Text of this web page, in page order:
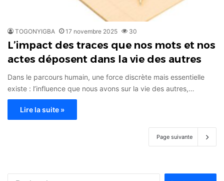
TOGONYIGBA 17 novembre 2025 30
L’impact des traces que nos mots et nos
actes déposent dans la vie des autres
Dans le parcours humain, une force discrète mais essentielle
existe : l’influence que nous avons sur la vie des autres,…
Lire la suite »
Page suivante